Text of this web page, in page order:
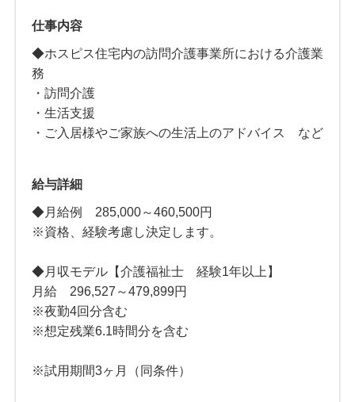
仕事内容
◆ホスピス住宅内の訪問介護事業所における介護業
務
・訪問介護
・生活支援
・ご入居様やご家族への生活上のアドバイス など
給与詳細
◆月給例 285,000～460,500円
※資格、経験考慮し決定します。
◆月収モデル【介護福祉士 経験1年以上】
月給 296,527～479,899円
※夜勤4回分含む
※想定残業6.1時間分を含む
※試用期間3ヶ月（同条件）